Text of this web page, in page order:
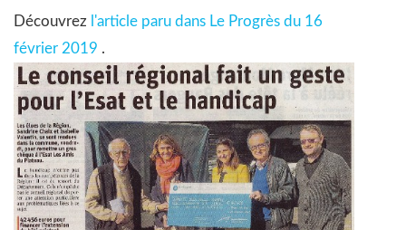
Découvrez l'article paru dans Le Progrès du 16
février 2019 .